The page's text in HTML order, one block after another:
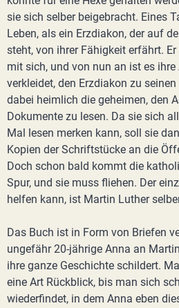
sie sich selber beigebracht. Eines
Leben, als ein Erzdiakon, der auf
steht, von ihrer Fähigkeit erfährt.
mit sich, und von nun an ist es
verkleidet, den Erzdiakon zu
dabei heimlich die geheimen, den
Dokumente zu lesen. Da sie sich
Mal lesen merken kann, soll sie
Kopien der Schriftstücke an die
Doch schon bald kommt die
Spur, und sie muss fliehen. Der
helfen kann, ist Martin Luther
Das Buch ist in Form von Briefen
ungefähr 20-jährige Anna an
ihre ganze Geschichte schildert.
eine Art Rückblick, bis man sich
wiederfindet, in dem Anna eben